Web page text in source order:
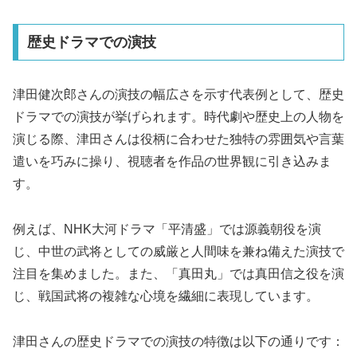
歴史ドラマでの演技
津田健次郎さんの演技の幅広さを示す代表例として、歴史
ドラマでの演技が挙げられます。時代劇や歴史上の人物を
演じる際、津田さんは役柄に合わせた独特の雰囲気や言葉
遣いを巧みに操り、視聴者を作品の世界観に引き込みま
す。
例えば、NHK大河ドラマ「平清盛」では源義朝役を演
じ、中世の武将としての威厳と人間味を兼ね備えた演技で
注目を集めました。また、「真田丸」では真田信之役を演
じ、戦国武将の複雑な心境を繊細に表現しています。
津田さんの歴史ドラマでの演技の特徴は以下の通りです：